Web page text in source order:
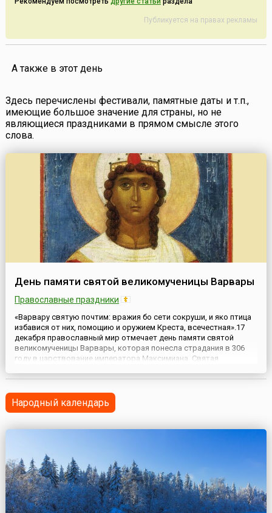
Публикуется на правах рекламы
А также в этот день
Здесь перечислены фестивали, памятные даты и т.п.,
имеющие большое значение для страны, но не
являющиеся праздниками в прямом смысле этого
слова.
День памяти cвятой великомученицы Варвары
Православные праздники
«Варвару святую почтим: вражия бо сети сокруши, и яко птица
избавися от них, помощию и оружием Креста, всечестная».17
декабря православный мир отмечает день памяти святой
великомученицы Варвары, которая понесла страдания в 306
году в царствование императора Максимиана. Святая
знатной языческой семье. Она была единственной дочерью
Народный календарь